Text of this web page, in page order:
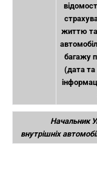
життю та
багажу
(дата та
Начальник
внутрішніх